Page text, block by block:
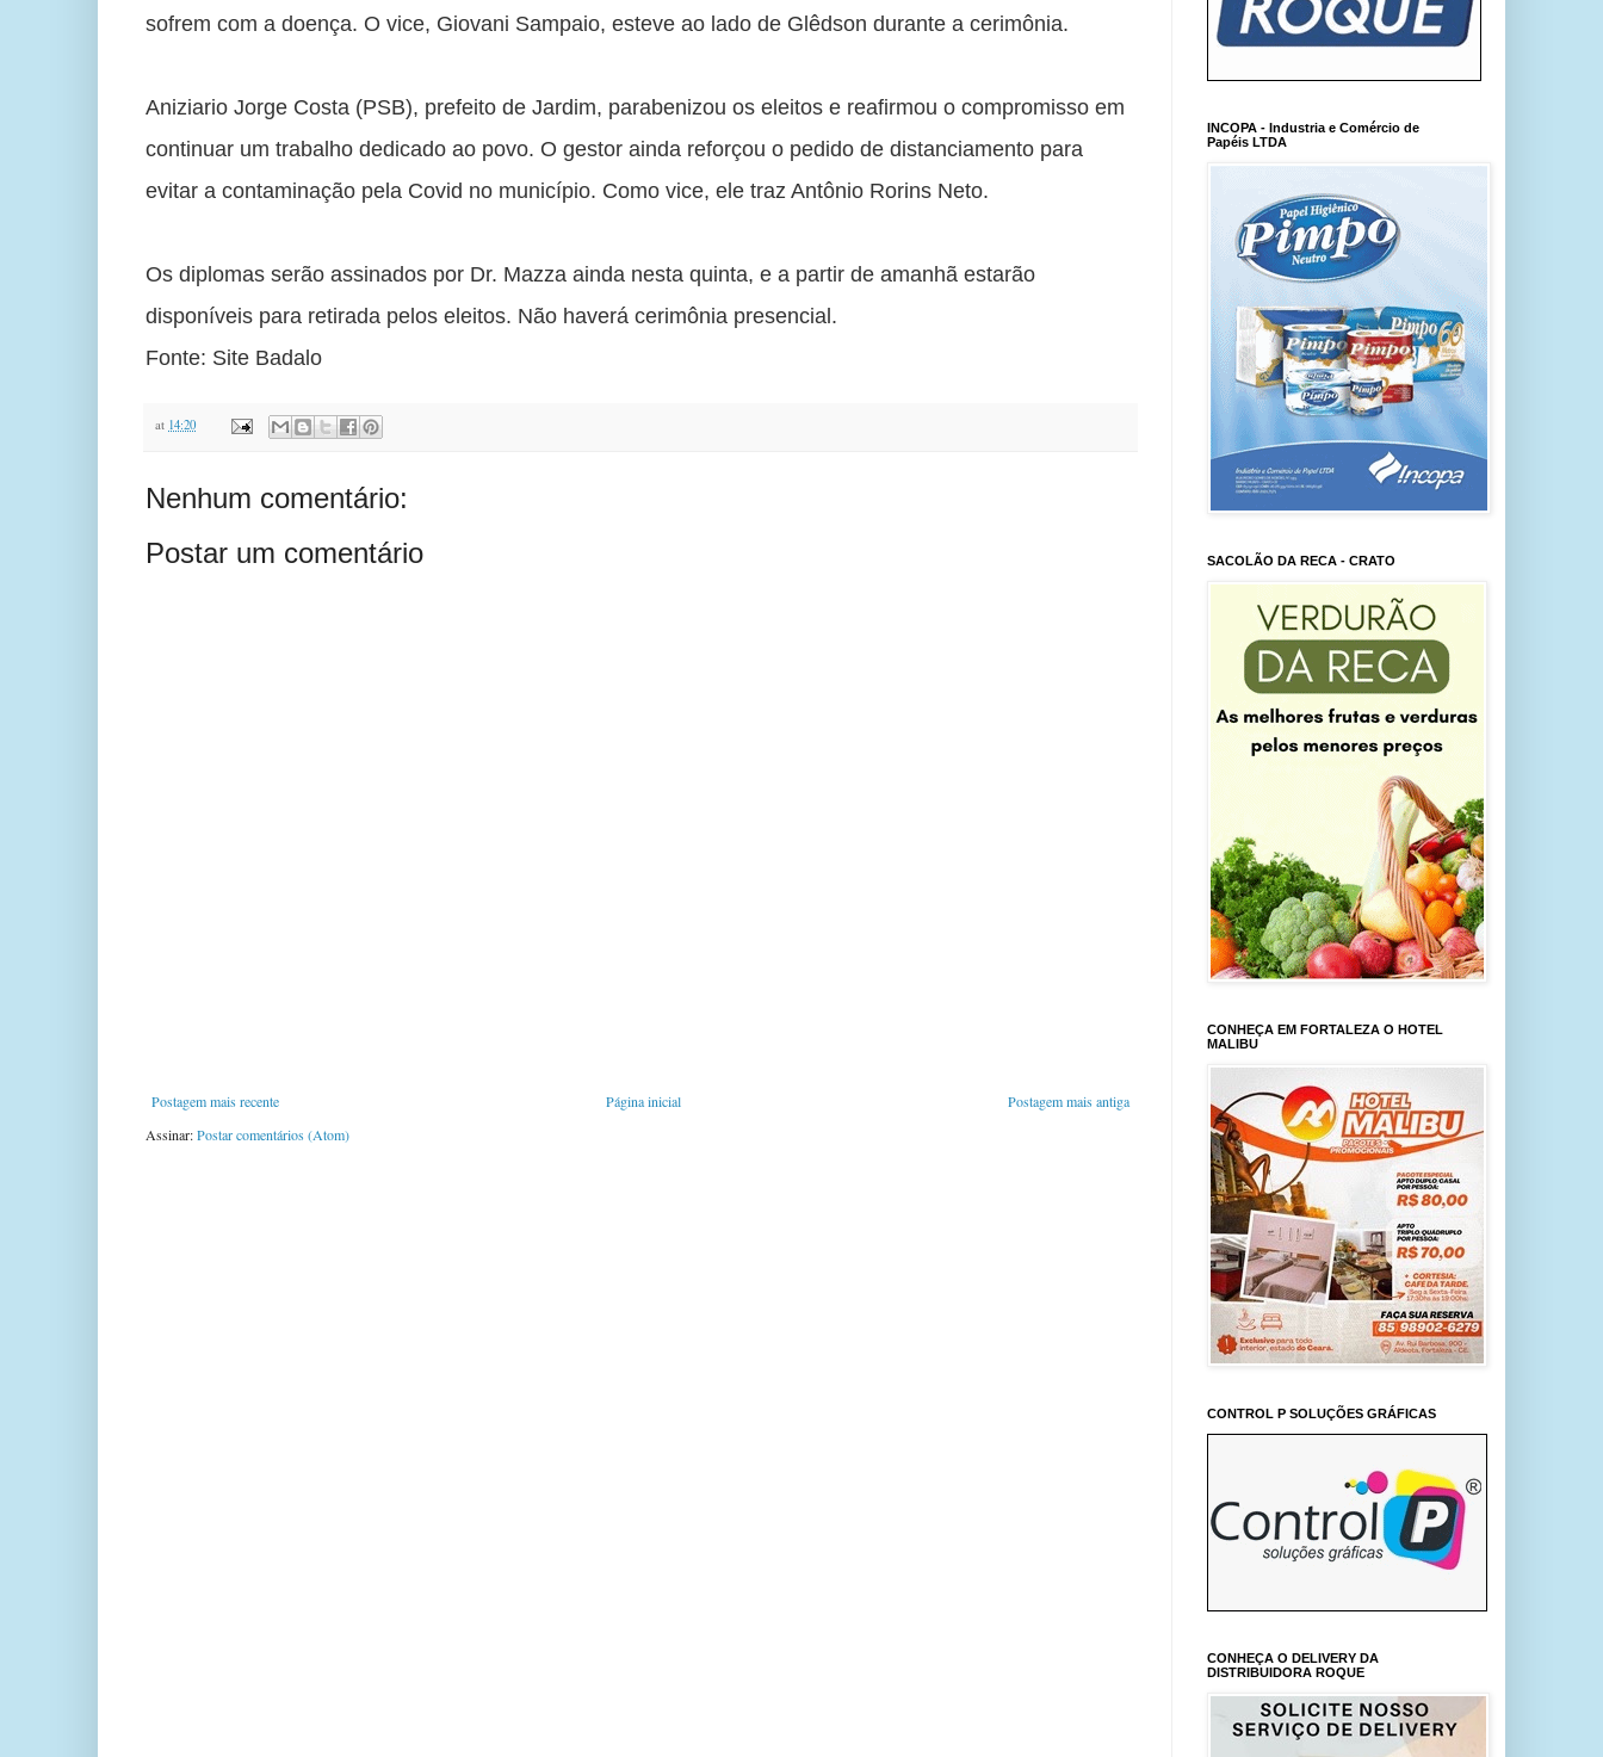
sofrem com a doença. O vice, Giovani Sampaio, esteve ao lado de Glêdson durante a cerimônia.
Aniziario Jorge Costa (PSB), prefeito de Jardim, parabenizou os eleitos e reafirmou o compromisso em
continuar um trabalho dedicado ao povo. O gestor ainda reforçou o pedido de distanciamento para
evitar a contaminação pela Covid no município. Como vice, ele traz Antônio Rorins Neto.
Os diplomas serão assinados por Dr. Mazza ainda nesta quinta, e a partir de amanhã estarão
disponíveis para retirada pelos eleitos. Não haverá cerimônia presencial.
Fonte: Site Badalo
at 14:20
Nenhum comentário:
Postar um comentário
Postagem mais recente Postagem mais antiga
Página inicial
Assinar:Postar comentários (Atom)
INCOPA - Industria e Comércio de
Papéis LTDA
SACOLÃO DA RECA - CRATO
CONHEÇA EM FORTALEZA O HOTEL
MALIBU
CONTROL P SOLUÇÕES GRÁFICAS
CONHEÇA O DELIVERY DA
DISTRIBUIDORA ROQUE